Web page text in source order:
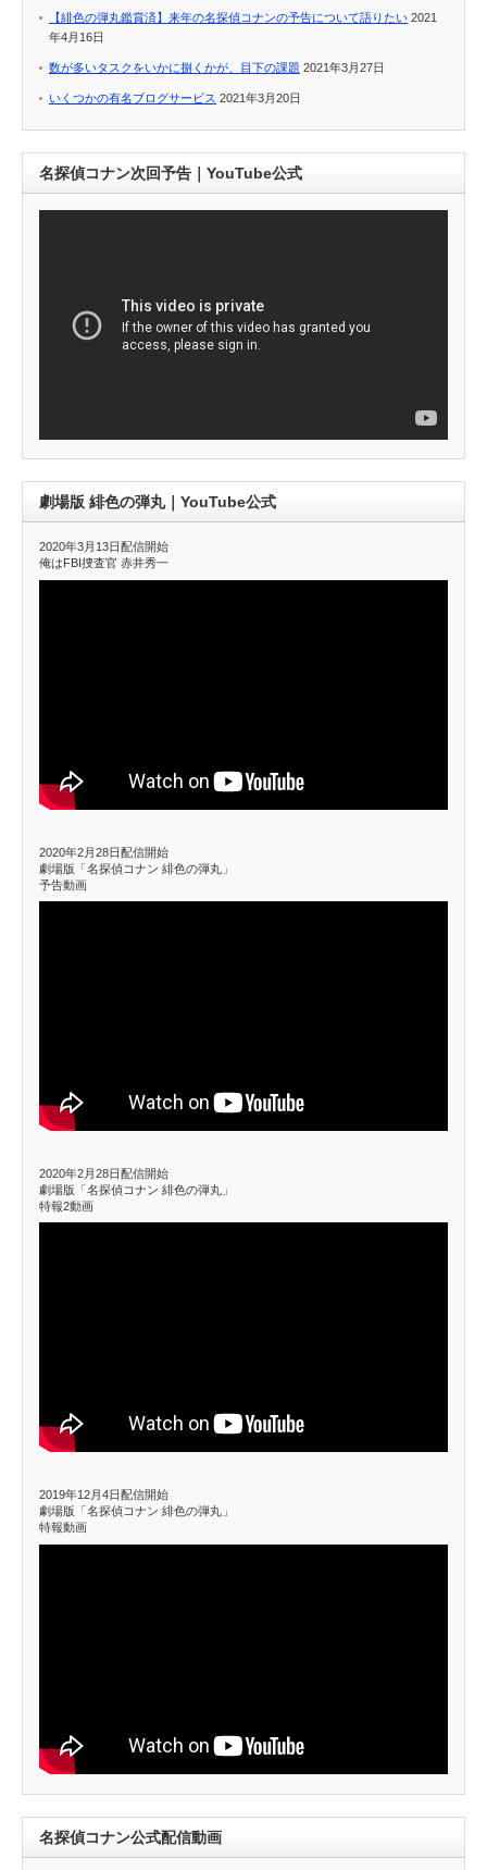
【緋色の弾丸鑑賞済】来年の名探偵コナンの予告について語りたい 2021
年4月16日
数が多いタスクをいかに捌くかが、目下の課題 2021年3月27日
いくつかの有名ブログサービス 2021年3月20日
名探偵コナン次回予告｜YouTube公式
劇場版 緋色の弾丸｜YouTube公式
2020年3月13日配信開始
俺はFBI捜査官 赤井秀一
2020年2月28日配信開始
劇場版「名探偵コナン 緋色の弾丸」
予告動画
2020年2月28日配信開始
劇場版「名探偵コナン 緋色の弾丸」
特報2動画
2019年12月4日配信開始
劇場版「名探偵コナン 緋色の弾丸」
特報動画
名探偵コナン公式配信動画